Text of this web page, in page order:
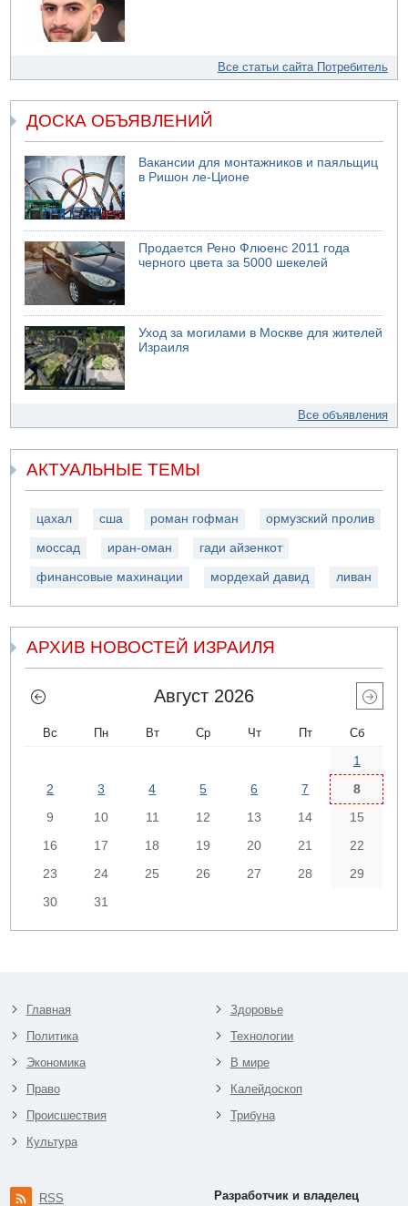
Все статьи сайта Потребитель
ДОСКА ОБЪЯВЛЕНИЙ
Вакансии для монтажников и паяльщиц
в Ришон ле-Ционе
Продается Рено Флюенс 2011 года
черного цвета за 5000 шекелей
Уход за могилами в Москве для жителей
Израиля
Все объявления
АКТУАЛЬНЫЕ ТЕМЫ
цахал сша роман гофман ормузский пролив
моссад иран-оман гади айзенкот
финансовые махинации мордехай давид ливан
АРХИВ НОВОСТЕЙ ИЗРАИЛЯ
Август 2026
Вс Пн Вт Ср Чт Пт Сб
1
2
3 4 5 6 7
8
9
10 11 12 13 14
15
16
17 18 19 20 21
22
23
24 25 26 27 28
29
30
31
Главная
Политика
Экономика
Право
Происшествия
Культура
Здоровье
Технологии
В мире
Калейдоскоп
Трибуна
RSS
Разработчик и владелец